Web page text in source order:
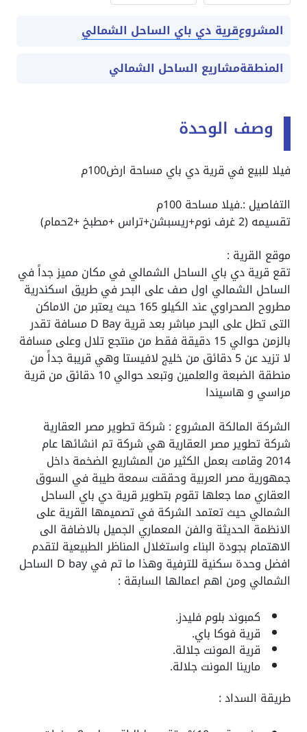
المشروعقرية دي باي الساحل الشمالي
المنطقةمشاريع الساحل الشمالي
وصف الوحدة
فيلا للبيع في قرية دي باي مساحة ارض100م
التفاصيل :.فيلا مساحة 100م
تقسيمه (2 غرف نوم+ريسبشن+تراس +مطبخ +2حمام)
موقع القرية :
تقع قرية دي باي الساحل الشمالي في مكان مميز جداً في
الساحل الشمالي اول صف على البحر في طريق اسكندرية
مطروح الصحراوي عند الكيلو 165 حيث يعتبر من الاماكن
التى تطل على البحر مباشر بعد قرية D Bay مسافة تقدر
بالزمن حوالي 15 دقيقة فقط من منتجع تلال وعلى مسافة
لا تزيد عن 5 دقائق من خليج لافيستا وهي قريبة جداً من
منطقة الضبعة والعلمين وتبعد حوالي 10 دقائق من قرية
مراسي و هاسيندا
الشركة المالكة المشروع : شركة تطوير مصر العقارية
شركة تطوير مصر العقارية هي شركة تم انشائها عام
2014 وقامت بعمل الكثير من المشاريع الضخمة داخل
جمهورية مصر العربية وحققت سمعة طيبة في السوق
العقاري مما جعلها تقوم بتطوير قرية دي باي الساحل
الشمالي حيث تعتمد الشركة في تصميمها القرية على
الانظمة الحديثة والفن المعماري الجميل بالاضافة الى
الاهتمام بجودة البناء واستغلال المناظر الطبيعية لتقدم
افضل وحدة سكنية للترفية وهذا ما تم في D bay الساحل
الشمالي ومن اهم اعمالها السابقة :
كمبوند بلوم فليدز.
قرية فوكا باي.
قرية المونت جلالة.
مارينا المونت جلالة.
طريقة السداد :